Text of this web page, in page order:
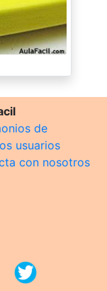
de
usuarios
con nosotros